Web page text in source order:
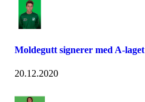
Moldegutt signerer med A-laget
20.12.2020